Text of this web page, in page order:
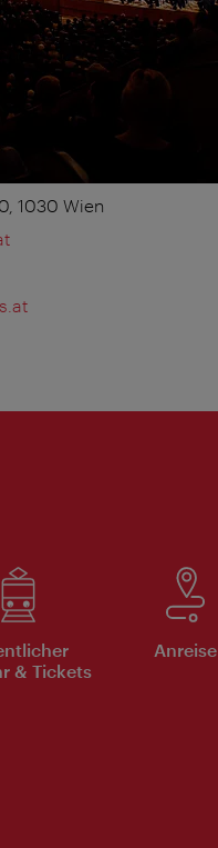
1030 Wien
& Tickets
Anreise